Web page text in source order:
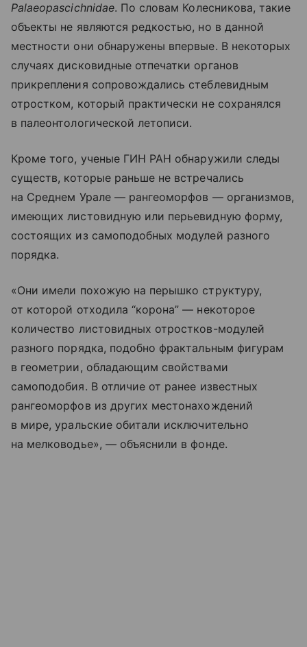
Palaeopascichnidae. По словам Колесникова, такие
объекты не являются редкостью, но в данной
местности они обнаружены впервые. В некоторых
случаях дисковидные отпечатки органов
прикрепления сопровождались стеблевидным
отростком, который практически не сохранялся
в палеонтологической летописи.
Кроме того, ученые ГИН РАН обнаружили следы
существ, которые раньше не встречались
на Среднем Урале — рангеоморфов — организмов,
имеющих листовидную или перьевидную форму,
состоящих из самоподобных модулей разного
порядка.
«Они имели похожую на перышко структуру,
от которой отходила “корона” — некоторое
количество листовидных отростков-модулей
разного порядка, подобно фрактальным фигурам
в геометрии, обладающим свойствами
самоподобия. В отличие от ранее известных
рангеоморфов из других местонахождений
в мире, уральские обитали исключительно
на мелководье», — объяснили в фонде.